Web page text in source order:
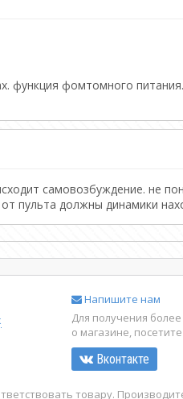
функция фомтомного
самовозбуждение. не
пульта должны динамики
Напишите нам
Для получения
о магазине,
Вконтакте
товару.